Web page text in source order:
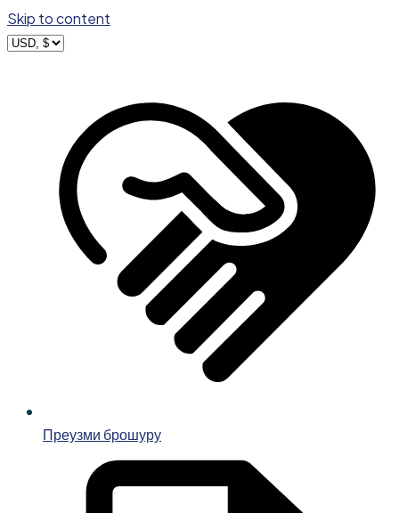
Skip to content
Преузми брошуру